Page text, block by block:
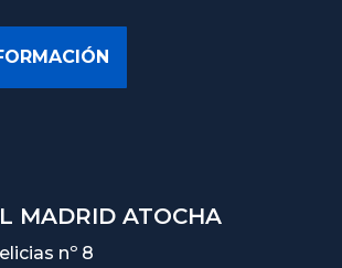
MADRID ATOCHA
nº 8